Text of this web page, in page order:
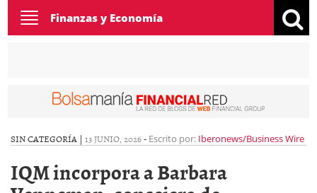
Toggle
navigation
Finanzas y Economía
SIN CATEGORÍA | 13 JUNIO, 2026- Escrito por: Iberonews/Business Wire
IQM incorpora a Barbara